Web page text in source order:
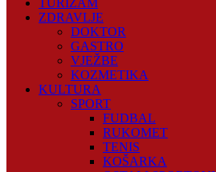
TURIZAM
ZDRAVLJE
DOKTOR
GASTRO
VJEŽBE
KOZMETIKA
KULTURA
SPORT
FUDBAL
RUKOMET
TENIS
KOŠARKA